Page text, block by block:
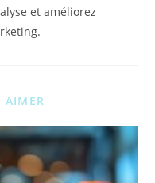
et améliorez
AIMER